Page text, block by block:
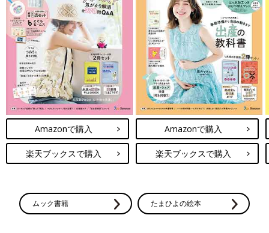
Amazonで購入
楽天ブックスで購入
Amazonで購入
楽天ブックスで購入
ムック書籍 たまひよの絵本